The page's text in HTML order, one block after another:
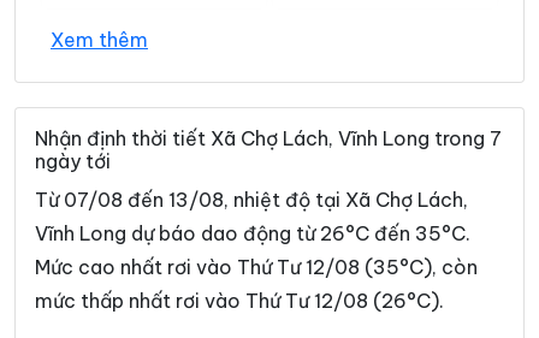
Xã An Phú Tân
Xã Ba Tri Xã Bảo Thạnh
Xã Bình Đại Xã Bình Phú
Xã Bình Phước
Xã Cái Nhum Xã Càng Long
Xã Cầu Kè Xã Cầu Ngang
Xã Châu Hòa Xã Châu Hưng
Xem thêm
Nhận định thời tiết Xã Chợ Lách, Vĩnh Long trong 7
ngày tới
Từ 07/08 đến 13/08, nhiệt độ tại Xã Chợ Lách,
Vĩnh Long dự báo dao động từ 26°C đến 35°C.
Mức cao nhất rơi vào Thứ Tư 12/08 (35°C), còn
mức thấp nhất rơi vào Thứ Tư 12/08 (26°C).